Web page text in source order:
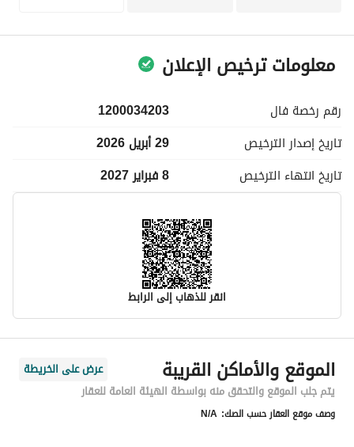
معلومات ترخيص الإعلان
رقم رخصة فال
1200034203
تاريخ إصدار الترخيص
29 أبريل 2026
تاريخ انتهاء الترخيص 8 فبراير 2027
انقر للذهاب إلى الرابط
معلومات مسؤول الإعلان
اسم المسؤول
ريماز مشعل فريح المطيري
رقم المسؤول
0594100564
الموقع والأماكن القريبة
عرض على الخريطة
يتم جلب الموقع والتحقق منه بواسطة الهيئة العامة للعقار
وصف موقع العقار حسب الصك: N/A